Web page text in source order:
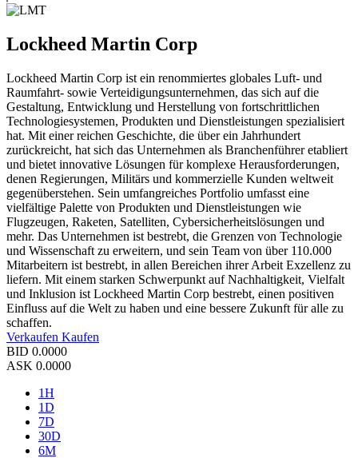
Lockheed Martin Corp
Lockheed Martin Corp ist ein renommiertes globales Luft- und
Raumfahrt- sowie Verteidigungsunternehmen, das sich auf die
Gestaltung, Entwicklung und Herstellung von fortschrittlichen
Technologiesystemen, Produkten und Dienstleistungen spezialisiert
hat. Mit einer reichen Geschichte, die über ein Jahrhundert
zurückreicht, hat sich das Unternehmen als Branchenführer etabliert
und bietet innovative Lösungen für komplexe Herausforderungen,
denen Regierungen, Militärs und kommerzielle Kunden weltweit
gegenüberstehen. Sein umfangreiches Portfolio umfasst eine
vielfältige Palette von Produkten und Dienstleistungen wie
Flugzeugen, Raketen, Satelliten, Cybersicherheitslösungen und
mehr. Das Unternehmen ist bestrebt, die Grenzen von Technologie
und Wissenschaft zu erweitern, und sein Team von über 110.000
Mitarbeitern ist bestrebt, in allen Bereichen ihrer Arbeit Exzellenz zu
liefern. Mit einem starken Schwerpunkt auf Nachhaltigkeit, Vielfalt
und Inklusion ist Lockheed Martin Corp bestrebt, einen positiven
Einfluss auf die Welt zu haben und eine bessere Zukunft für alle zu
schaffen.
Verkaufen Kaufen
BID 0.0000
ASK 0.0000
1H
1D
7D
30D
6M